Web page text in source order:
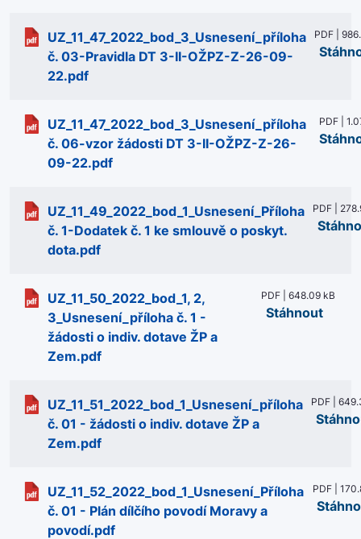
UZ_11_47_2022_bod_3_Usnesení_příloha
č. 03-Pravidla DT 3-II-OŽPZ-Z-26-09-
22.pdf
PDF |
UZ_11_47_2022_bod_3_Usnesení_příloha
č. 06-vzor žádosti DT 3-II-OŽPZ-Z-26-
09-22.pdf
PDF |
UZ_11_49_2022_bod_1_Usnesení_Příloha
č. 1-Dodatek č. 1 ke smlouvě o poskyt.
dota.pdf
PDF |
UZ_11_50_2022_bod_1, 2,
3_Usnesení_příloha č. 1 -
žádosti o indiv. dotave ŽP a
Zem.pdf
PDF | 648.09 kB
Stáhnout
UZ_11_51_2022_bod_1_Usnesení_příloha
č. 01 - žádosti o indiv. dotave ŽP a
Zem.pdf
PDF |
UZ_11_52_2022_bod_1_Usnesení_Příloha
č. 01 - Plán dílčího povodí Moravy a
povodí.pdf
PDF |